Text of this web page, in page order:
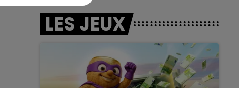
LES JEUX